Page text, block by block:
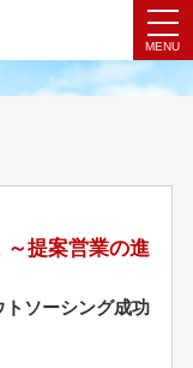
～提案営業の進
トソーシング成功